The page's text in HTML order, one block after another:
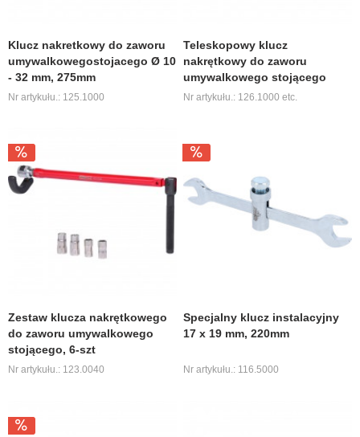
Klucz nakretkowy do zaworu
umywalkowegostojacego Ø 10
- 32 mm, 275mm
Nr artykułu.: 125.1000
Teleskopowy klucz
nakrętkowy do zaworu
umywalkowego stojącego
Nr artykułu.: 126.1000 etc.
Zestaw klucza nakrętkowego
do zaworu umywalkowego
stojącego, 6-szt
Nr artykułu.: 123.0040
Specjalny klucz instalacyjny
17 x 19 mm, 220mm
Nr artykułu.: 116.5000